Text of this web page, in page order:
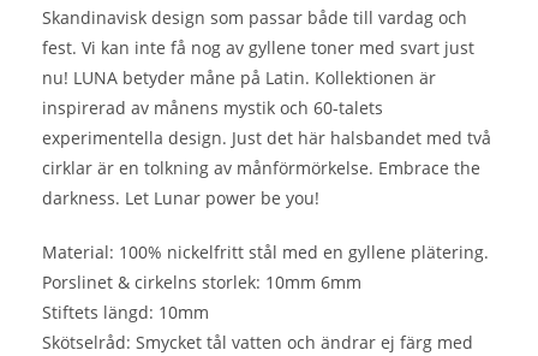
Skandinavisk design som passar både till vardag och
fest. Vi kan inte få nog av gyllene toner med svart just
nu! LUNA betyder måne på Latin. Kollektionen är
inspirerad av månens mystik och 60-talets
experimentella design. Just det här halsbandet med två
cirklar är en tolkning av månförmörkelse. Embrace the
darkness. Let Lunar power be you!
Material: 100% nickelfritt stål med en gyllene plätering.
Porslinet & cirkelns storlek: 10mm 6mm
Stiftets längd: 10mm
Skötselråd: Smycket tål vatten och ändrar ej färg med